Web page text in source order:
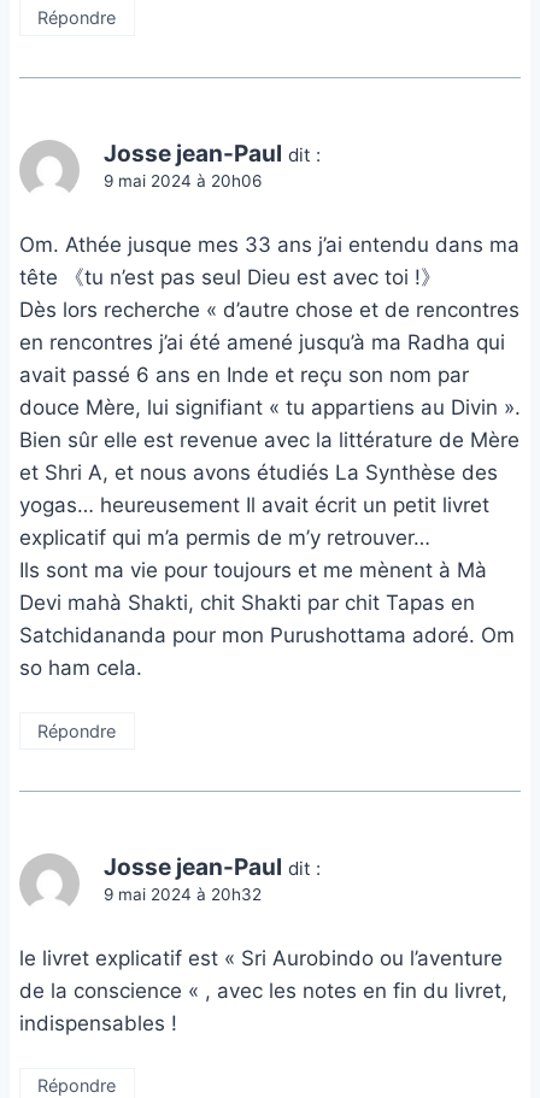
Répondre
Josse jean-Paul dit :
9 mai 2024 à 20h06
Om. Athée jusque mes 33 ans j’ai entendu dans ma
tête 《tu n’est pas seul Dieu est avec toi !》
Dès lors recherche « d’autre chose et de rencontres
en rencontres j’ai été amené jusqu’à ma Radha qui
avait passé 6 ans en Inde et reçu son nom par
douce Mère, lui signifiant « tu appartiens au Divin ».
Bien sûr elle est revenue avec la littérature de Mère
et Shri A, et nous avons étudiés La Synthèse des
yogas… heureusement Il avait écrit un petit livret
explicatif qui m’a permis de m’y retrouver…
Ils sont ma vie pour toujours et me mènent à Mà
Devi mahà Shakti, chit Shakti par chit Tapas en
Satchidananda pour mon Purushottama adoré. Om
so ham cela.
Répondre
Josse jean-Paul dit :
9 mai 2024 à 20h32
le livret explicatif est « Sri Aurobindo ou l’aventure
de la conscience « , avec les notes en fin du livret,
indispensables !
Répondre